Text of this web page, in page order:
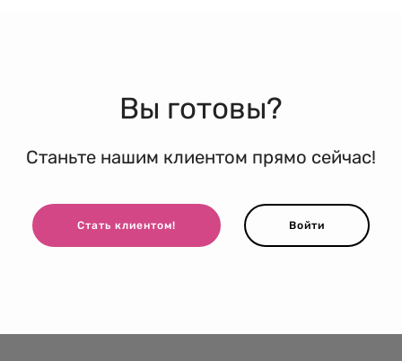
Вы готовы?
Станьте нашим клиентом прямо сейчас!
Стать клиентом! Войти